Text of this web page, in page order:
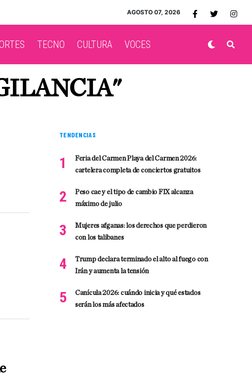
AGOSTO 07, 2026
TECNO CULTURA VOCES
TENDENCIAS
Feria del Carmen Playa del Carmen 2026:
cartelera completa de conciertos gratuitos
Peso cae y el tipo de cambio FIX alcanza
máximo de julio
Mujeres afganas: los derechos que perdieron
con los talibanes
Trump declara terminado el alto al fuego con
Irán y aumenta la tensión
Canícula 2026: cuándo inicia y qué estados
serán los más afectados